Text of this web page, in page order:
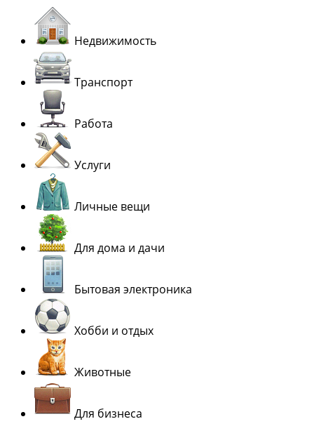
Недвижимость
Транспорт
Работа
Услуги
Личные вещи
Для дома и дачи
Бытовая электроника
Хобби и отдых
Животные
Для бизнеса